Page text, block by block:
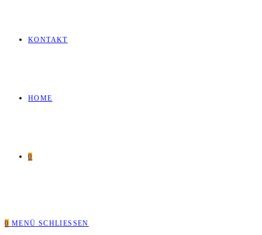
KONTAKT
HOME
0
0 MENÜ SCHLIESSEN